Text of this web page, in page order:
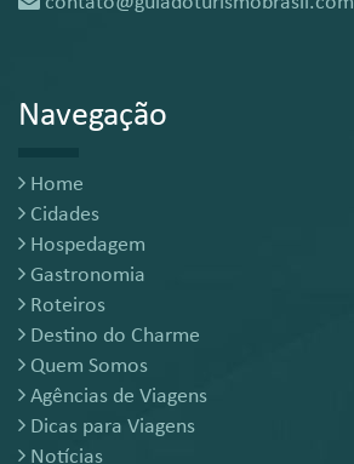
Navegação
Home
Cidades
Hospedagem
Gastronomia
Roteiros
Destino do Charme
Quem Somos
Agências de Viagens
Dicas para Viagens
Notícias